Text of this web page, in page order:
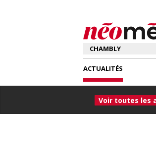
ACTUALITÉS
Voir toutes les